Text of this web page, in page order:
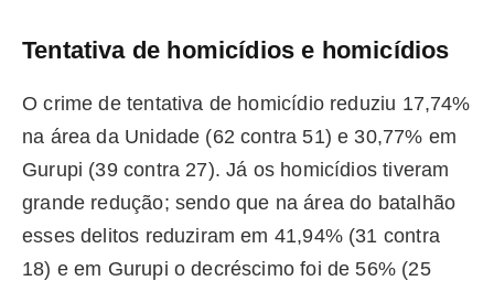
Tentativa de homicídios e homicídios
O crime de tentativa de homicídio reduziu 17,74%
na área da Unidade (62 contra 51) e 30,77% em
Gurupi (39 contra 27). Já os homicídios tiveram
grande redução; sendo que na área do batalhão
esses delitos reduziram em 41,94% (31 contra
18) e em Gurupi o decréscimo foi de 56% (25